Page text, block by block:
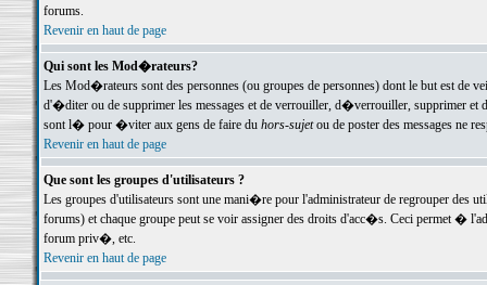
forums.
Revenir en haut de page
Qui sont les Mod�rateurs?
Les Mod�rateurs sont des personnes (ou groupes de personnes) dont le but est de
d'�diter ou de supprimer les messages et de verrouiller, d�verrouiller, supprimer
sont l� pour �viter aux gens de faire du hors-sujetou de poster des messages ne
Revenir en haut de page
Que sont les groupes d'utilisateurs ?
Les groupes d'utilisateurs sont une mani�re pour l'administrateur de regrouper des
forums) et chaque groupe peut se voir assigner des droits d'acc�s. Ceci permet
forum priv�, etc.
Revenir en haut de page